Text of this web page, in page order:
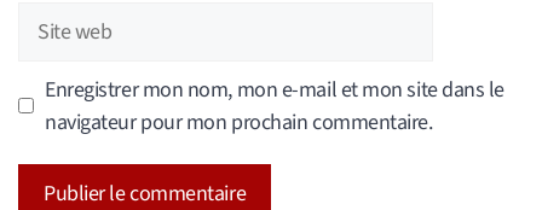
Site
web
Enregistrer mon nom, mon e-mail et mon site dans le
navigateur pour mon prochain commentaire.